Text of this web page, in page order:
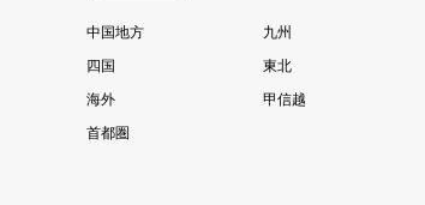
中国地方 九州
四国
東北
海外
甲信越
首都圏